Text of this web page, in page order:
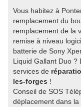
Vous habitez à
remplacement du
remplacement de la
remise à niveau
batterie de Sony
Liquid Gallant Duo ?
services de
les-forges !
Conseil de SOS
déplacement dans la